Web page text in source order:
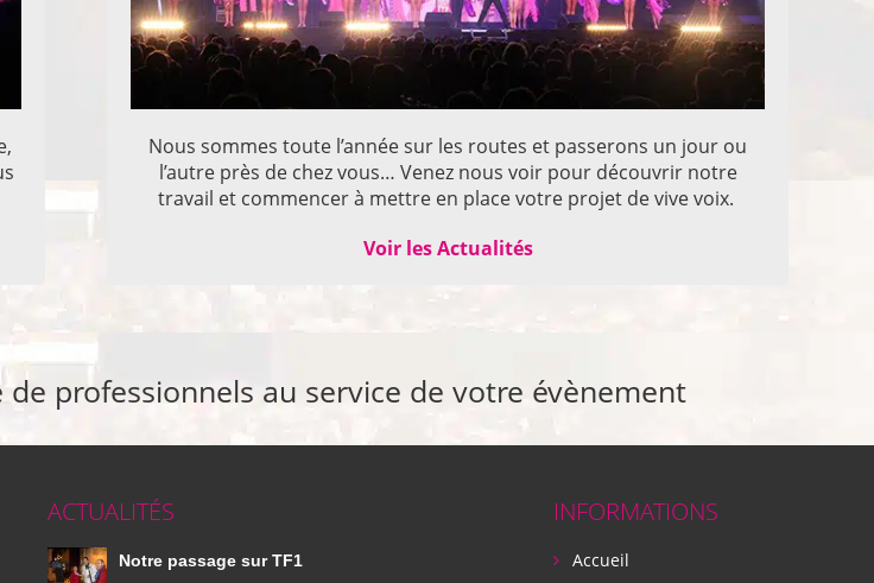
Nous sommes toute l’année sur les routes et passerons un jour ou
l’autre près de chez vous… Venez nous voir pour découvrir notre
travail et commencer à mettre en place votre projet de vive voix.
Voir les Actualités
professionnels au service de votre évènement
ACTUALITÉS
Notre passage sur TF1
INFORMATIONS
Accueil